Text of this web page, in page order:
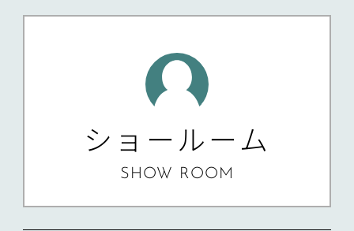
ショールーム
SHOW ROOM